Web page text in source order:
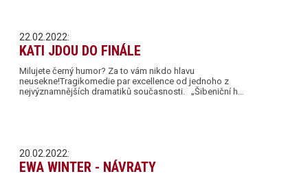
22.02.2022:
KATI JDOU DO FINÁLE
Milujete černý humor? Za to vám nikdo hlavu
neusekne!Tragikomedie par excellence od jednoho z
nejvýznamnějších dramatiků současnosti. „Šibeniční h…
20.02.2022:
EWA WINTER - NÁVRATY